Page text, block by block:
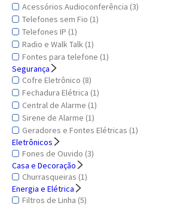
Acessórios Audioconferência (3)
Telefones sem Fio (1)
Telefones IP (1)
Radio e Walk Talk (1)
Fontes para telefone (1)
Segurança
Cofre Eletrônico (8)
Fechadura Elétrica (1)
Central de Alarme (1)
Sirene de Alarme (1)
Geradores e Fontes Elétricas (1)
Eletrônicos
Fones de Ouvido (3)
Casa e Decoração
Churrasqueiras (1)
Energia e Elétrica
Filtros de Linha (5)